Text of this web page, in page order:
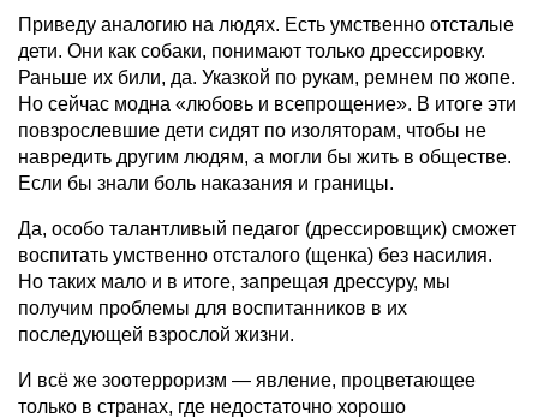
Приведу аналогию на людях. Есть умственно отсталые
дети. Они как собаки, понимают только дрессировку.
Раньше их били, да. Указкой по рукам, ремнем по жопе.
Но сейчас модна «любовь и всепрощение». В итоге эти
повзрослевшие дети сидят по изоляторам, чтобы не
навредить другим людям, а могли бы жить в обществе.
Если бы знали боль наказания и границы.
Да, особо талантливый педагог (дрессировщик) сможет
воспитать умственно отсталого (щенка) без насилия.
Но таких мало и в итоге, запрещая дрессуру, мы
получим проблемы для воспитанников в их
последующей взрослой жизни.
И всё же зоотерроризм — явление, процветающее
только в странах, где недостаточно хорошо